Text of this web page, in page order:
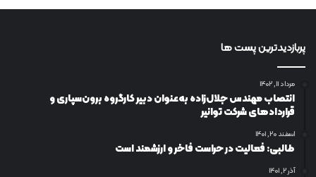
پربازدیدترین پست ها
مرداد ۱۱, ۱۴۰۲
انتصاب مهندس جلال‌زاده به‌عنوان دبیر كارگروه برون‌سپاری و
قراردادهای شركت توانیر
اسفند ۲۰, ۱۴۰۱
طالبی: فعالیت در حراست فاخر و ارزشمند است
آذر ۲, ۱۴۰۱